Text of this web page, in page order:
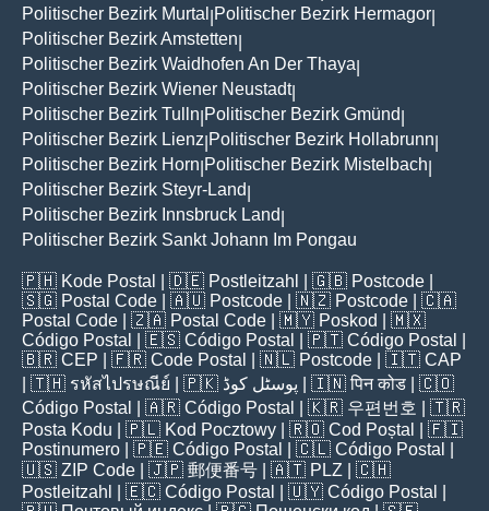
Politischer Bezirk Murtal
Politischer Bezirk Hermagor
Politischer Bezirk Amstetten
Politischer Bezirk Waidhofen An Der Thaya
Politischer Bezirk Wiener Neustadt|
Politischer Bezirk Tulln Politischer Bezirk Gmünd
Politischer Bezirk Lienz Politischer Bezirk Hollabrunn
Politischer Bezirk Horn Politischer Bezirk Mistelbach
Politischer Bezirk Steyr-Land
Politischer Bezirk Innsbruck Land
Politischer Bezirk Sankt Johann Im Pongau
🇵🇭 Kode Postal | 🇩🇪 Postleitzahl | 🇬🇧 Postcode
🇸🇬 Postal Code | 🇦🇺 Postcode | 🇳🇿 Postcode | 🇨🇦
Postal Code | 🇿🇦 Postal Code | 🇲🇾 Poskod
| 🇲🇽
Código Postal
| 🇪🇸 Código Postal | 🇵🇹 Código Postal
🇧🇷 CEP | 🇫🇷 Code Postal | 🇳🇱 Postcode | 🇮🇹 CAP
| 🇹🇭 รหัสไปรษณีย์ | 🇵🇰 پوسٹل کوڈ | 🇮🇳पिन कोड | 🇨🇴
Código Postal
| 🇦🇷 Código Postal | 🇰🇷 우편번호
| 🇹🇷
Posta Kodu | 🇵🇱 Kod Pocztowy | 🇷🇴 Cod Poștal
| 🇫🇮
Postinumero | 🇵🇪 Código Postal | 🇨🇱 Código Postal
🇺🇸 ZIP Code | 🇯🇵 郵便番号 | 🇦🇹 PLZ | 🇨🇭
Postleitzahl
| 🇪🇨 Código Postal | 🇺🇾 Código Postal